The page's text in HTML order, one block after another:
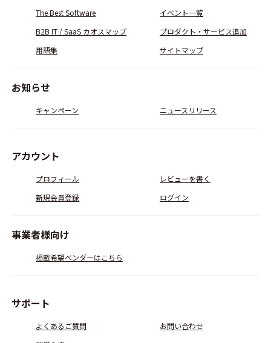
The Best Software
イベント一覧
B2B IT / SaaS カオスマップ
プロダクト・サービス追加
用語集
サイトマップ
お知らせ
キャンペーン ニュースリリース
アカウント
プロフィール
レビューを書く
新規会員登録
ログイン
事業者様向け
掲載希望ベンダーはこちら
サポート
よくあるご質問
お問い合わせ